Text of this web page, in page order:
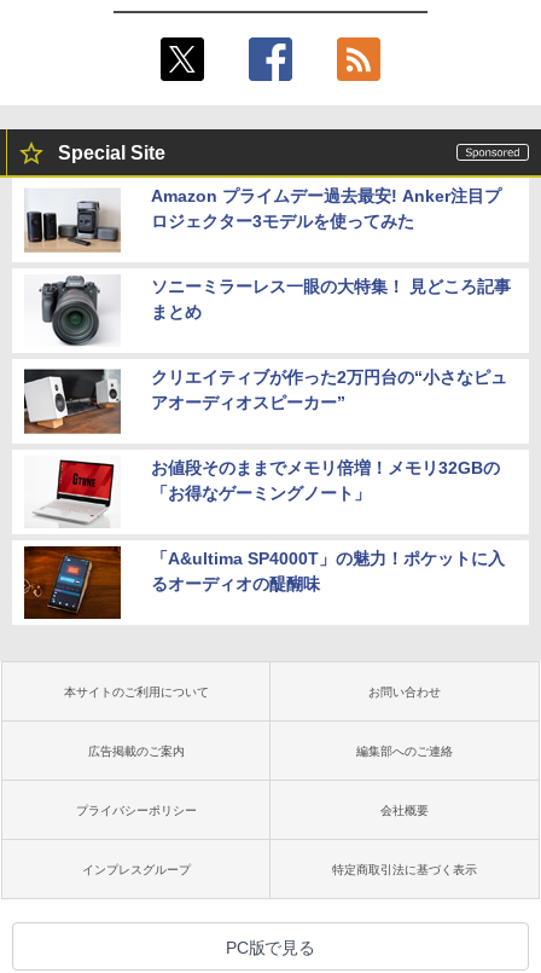
Special Site
Amazon プライムデー過去最安! Anker注目プ
ロジェクター3モデルを使ってみた
ソニーミラーレス一眼の大特集！ 見どころ記事
まとめ
クリエイティブが作った2万円台の“小さなピュ
アオーディオスピーカー”
お値段そのままでメモリ倍増！メモリ32GBの
「お得なゲーミングノート」
「A&ultima SP4000T」の魅力！ポケットに入
るオーディオの醍醐味
本サイトのご利用について お問い合わせ
広告掲載のご案内 編集部へのご連絡
プライバシーポリシー 会社概要
インプレスグループ 特定商取引法に基づく表示
PC版で見る